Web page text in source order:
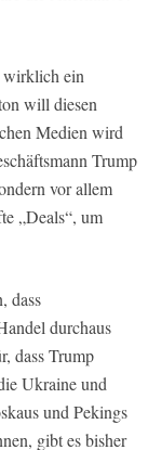
wirklich ein
will diesen
Medien wird
Trump
vor allem
„Deals“, um
dass
durchaus
dass Trump
Ukraine und
und Pekings
gibt es bisher